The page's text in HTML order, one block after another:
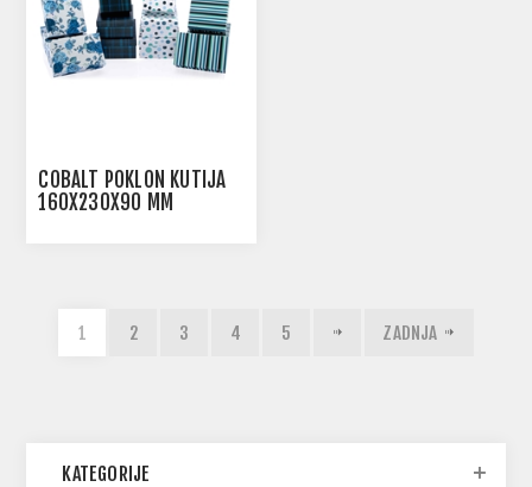
COBALT POKLON KUTIJA
160X230X90 MM
1 2 3 4 5 ZADNJA
KATEGORIJE